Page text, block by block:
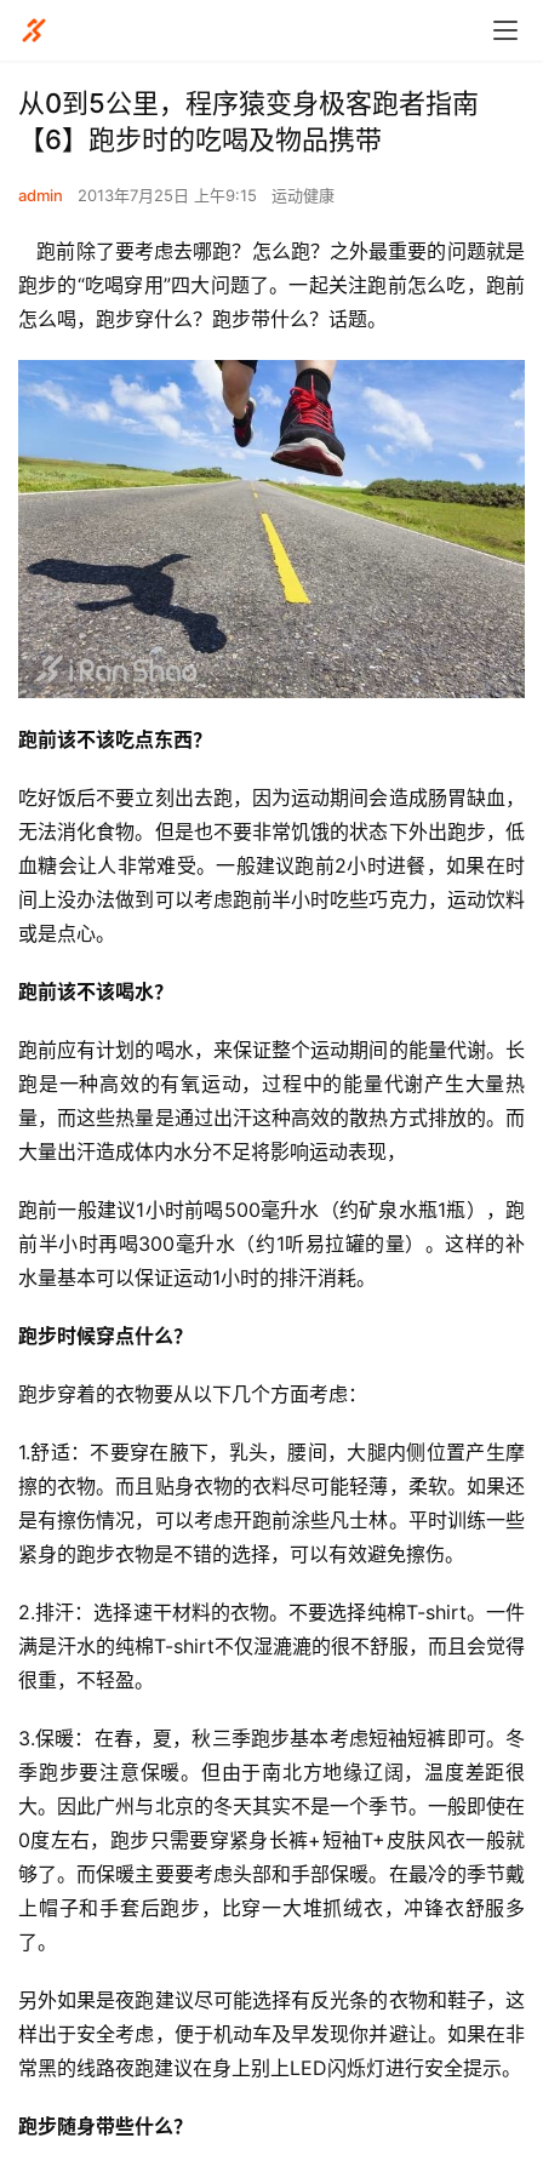
从0到5公里，程序猿变身极客跑者指南
【6】跑步时的吃喝及物品携带
admin 2013年7月25日 上午9:15 运动健康
跑步的“吃喝穿用”四大问题了。一起关注跑前怎么吃，跑前
怎么喝，跑步穿什么？跑步带什么？话题。
跑前该不该吃点东西？
吃好饭后不要立刻出去跑，因为运动期间会造成肠胃缺血，
无法消化食物。但是也不要非常饥饿的状态下外出跑步，低
血糖会让人非常难受。一般建议跑前2小时进餐，如果在时
间上没办法做到可以考虑跑前半小时吃些巧克力，运动饮料
或是点心。
跑前该不该喝水？
跑前应有计划的喝水，来保证整个运动期间的能量代谢。长
跑是一种高效的有氧运动，过程中的能量代谢产生大量热
量，而这些热量是通过出汗这种高效的散热方式排放的。而
大量出汗造成体内水分不足将影响运动表现，
跑前一般建议1小时前喝500毫升水（约矿泉水瓶1瓶），跑
前半小时再喝300毫升水（约1听易拉罐的量）。这样的补
水量基本可以保证运动1小时的排汗消耗。
跑步时候穿点什么？
跑步穿着的衣物要从以下几个方面考虑：
1.舒适：不要穿在腋下，乳头，腰间，大腿内侧位置产生摩
擦的衣物。而且贴身衣物的衣料尽可能轻薄，柔软。如果还
是有擦伤情况，可以考虑开跑前涂些凡士林。平时训练一些
紧身的跑步衣物是不错的选择，可以有效避免擦伤。
2.排汗：选择速干材料的衣物。不要选择纯棉T-shirt。一件
满是汗水的纯棉T-shirt不仅湿漉漉的很不舒服，而且会觉得
很重，不轻盈。
3.保暖：在春，夏，秋三季跑步基本考虑短袖短裤即可。冬
季跑步要注意保暖。但由于南北方地缘辽阔，温度差距很
大。因此广州与北京的冬天其实不是一个季节。一般即使在
0度左右，跑步只需要穿紧身长裤+短袖T+皮肤风衣一般就
够了。而保暖主要要考虑头部和手部保暖。在最冷的季节戴
上帽子和手套后跑步，比穿一大堆抓绒衣，冲锋衣舒服多
了。
另外如果是夜跑建议尽可能选择有反光条的衣物和鞋子，这
样出于安全考虑，便于机动车及早发现你并避让。如果在非
常黑的线路夜跑建议在身上别上LED闪烁灯进行安全提示。
跑步随身带些什么？